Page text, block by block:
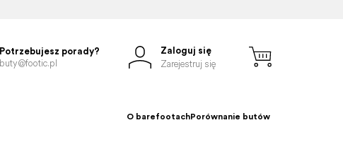
Potrzebujesz porady?
buty@footic.pl
Zaloguj się
Zarejestruj się
O barefootachPorównanie butów